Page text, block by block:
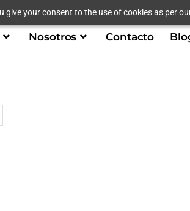
your consent to the use of cookies as per
Nosotros Contacto